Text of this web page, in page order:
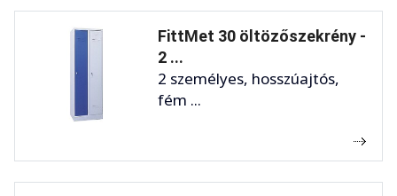
FittMet 30 öltözőszekrény -
2 ...
2 személyes, hosszúajtós,
fém ...